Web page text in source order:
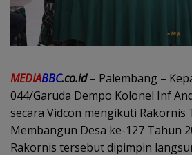
MEDIABBC.co.id– Palembang –
044/Garuda Dempo Kolonel Inf
secara Vidcon mengikuti Rakornis
Membangun Desa ke-127 Tahun
Rakornis tersebut dipimpin